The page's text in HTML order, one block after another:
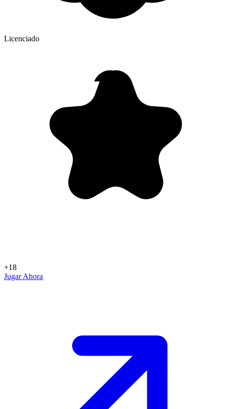
Licenciado
+18
Jugar Ahora